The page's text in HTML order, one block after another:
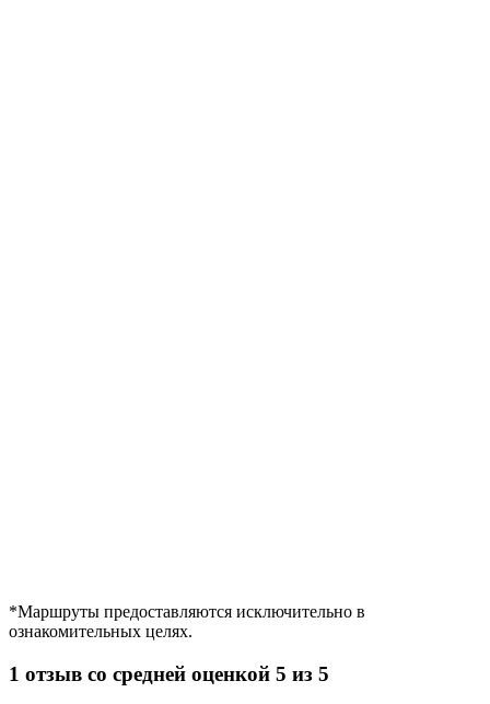
*Маршруты предоставляются исключительно в
ознакомительных целях.
1 отзыв со средней оценкой 5 из 5